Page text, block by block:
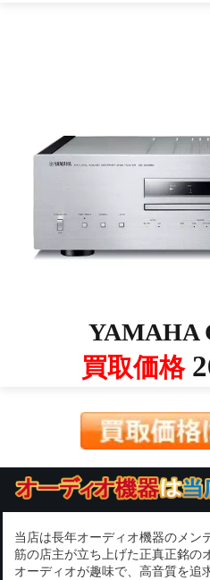
YAMAHA
買取価格
当店は長年オーディオ機器のメン
筋の店主が立ち上げた正真正銘の
オーディオが趣味で、高音質を追